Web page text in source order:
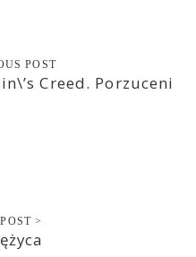
POST
Creed. Porzuceni
>